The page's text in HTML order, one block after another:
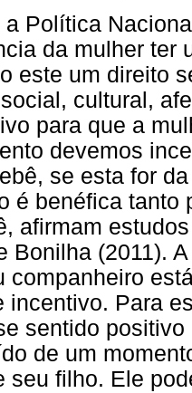
Política
da mulher ter
este um direito
cultural,
para que a
devemos
se esta for
é benéfica tanto
afirmam
Bonilha (2011).
companheiro
incentivo. Para
sentido
de um
seu filho. Ele